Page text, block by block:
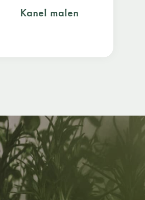
Kanel malen